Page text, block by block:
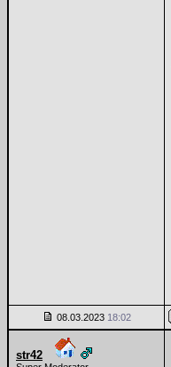
08.03.2023 18:02
str42